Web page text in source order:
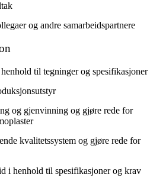
og andre samarbeidspartnere
til tegninger og spesifikasjoner
og gjenvinning og gjøre rede for
kvalitetssystem og gjøre rede for
i henhold til spesifikasjoner og krav